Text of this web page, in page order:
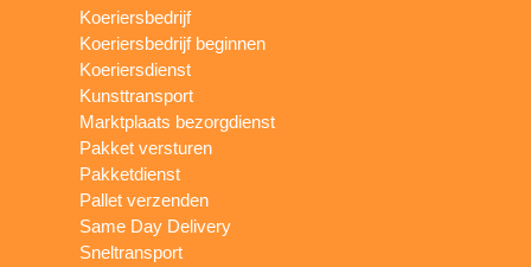
Koeriersbedrijf
Koeriersbedrijf beginnen
Koeriersdienst
Kunsttransport
Marktplaats bezorgdienst
Pakket versturen
Pakketdienst
Pallet verzenden
Same Day Delivery
Sneltransport